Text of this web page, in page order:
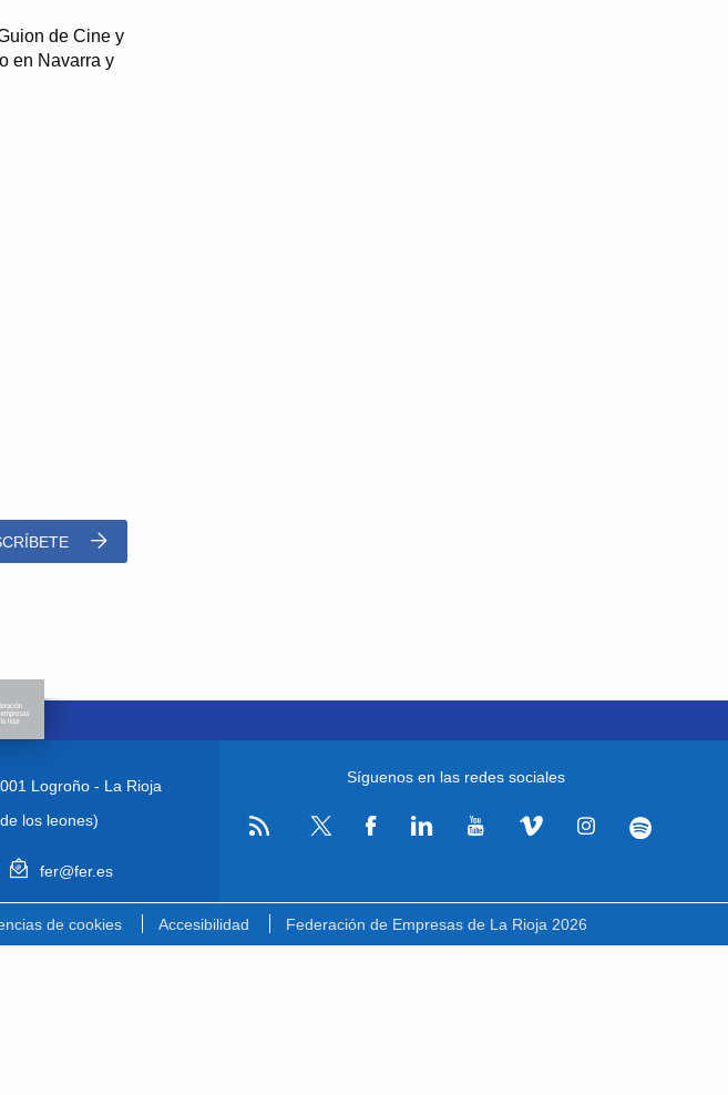
de Cine y
en Navarra y
Logroño - La Rioja
los leones)
fer@fer.es
Síguenos en las redes sociales
de cookies Accesibilidad Federación de Empresas de La Rioja 2026